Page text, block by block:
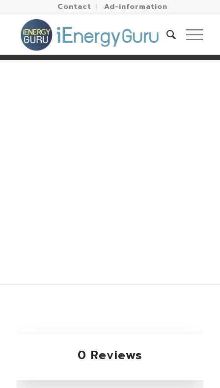
Contact Ad-information
0 Reviews